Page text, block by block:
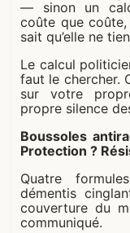
— sinon un
coûte que coûte,
sait qu’elle ne
Le calcul
faut le chercher.
sur votre
propre silence
Boussoles
Protection ?
Quatre
démentis
couverture du
communiqué.